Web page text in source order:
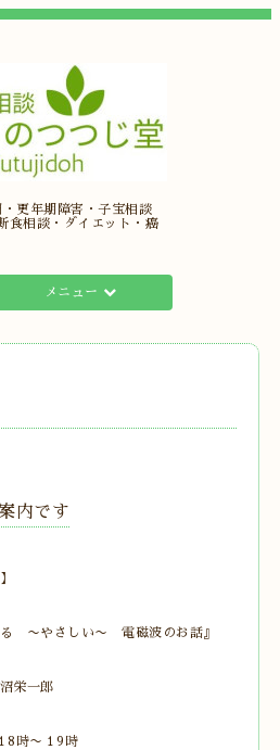
・更年期障害・子宝相談
食相談・ダイエット・癌
メニュー
内です
る 〜やさしい〜 電磁波のお話』
栄一郎
8時〜１9時